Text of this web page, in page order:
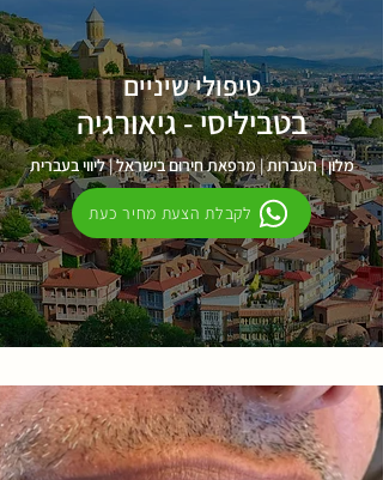
טיפולי שיניים
בטביליסי - גיאורגיה
מלון | העברות | מרפאת חירום בישראל | ליווי בעברית
לקבלת הצעת מחיר כעת